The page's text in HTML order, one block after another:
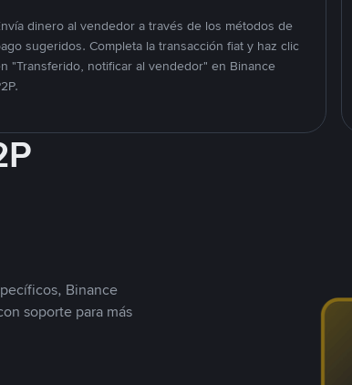
dinero al vendedor a través de los métodos de
sugeridos. Completa la transacción fiat y haz clic
"Transferido, notificar al vendedor" en Binance
Binance
soporte para más